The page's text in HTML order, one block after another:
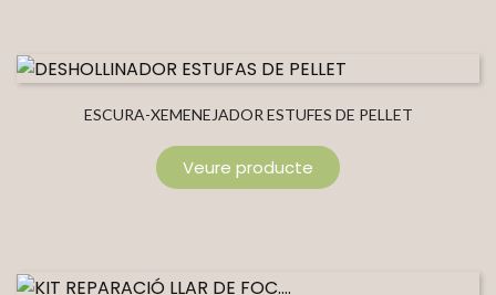
ESCURA-XEMENEJADOR ESTUFES DE PELLET
Veure producte